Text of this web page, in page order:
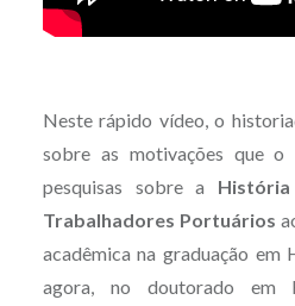
Neste rápido vídeo, o
sobre as motivações que o
pesquisas sobre a
Trabalhadores Portuários
acadêmica na graduação
agora, no doutorado em